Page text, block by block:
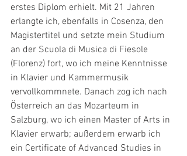
erstes Diplom erhielt. Mit 21 Jahren
erlangte ich, ebenfalls in Cosenza, den
Magistertitel und setzte mein Studium
an der Scuola di Musica di Fiesole
(Florenz) fort, wo ich meine Kenntnisse
in Klavier und Kammermusik
vervollkommnete. Danach zog ich nach
Österreich an das Mozarteum in
Salzburg, wo ich einen Master of Arts in
Klavier erwarb; außerdem erwarb ich
ein Certificate of Advanced Studies in